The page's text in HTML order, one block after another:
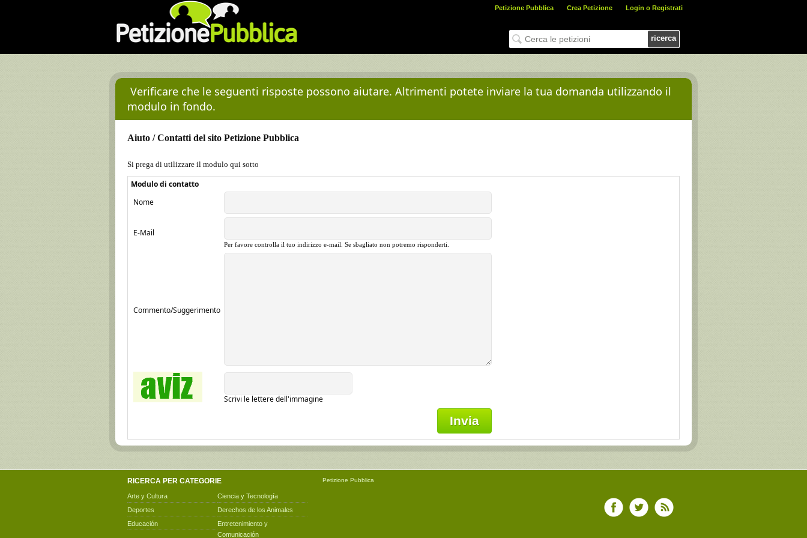
Petizione Pubblica Crea Petizione Login o Registrati
ricerca
Verificare che le seguenti risposte possono aiutare. Altrimenti potete inviare la tua domanda utilizzando il
modulo in fondo.
Aiuto / Contatti del sito Petizione Pubblica
Si prega di utilizzare il modulo qui sotto
Modulo di contatto
Nome
E-Mail
Per favore controlla il tuo indirizzo e-mail. Se sbagliato non potremo risponderti.
Commento/Suggerimento
Scrivi le lettere dell'immagine
RICERCA PER CATEGORIE
Arte y Cultura
Ciencia y Tecnología
Deportes
Derechos de los Animales
Educación
Entretenimiento y
Comunicación
Petizione Pubblica